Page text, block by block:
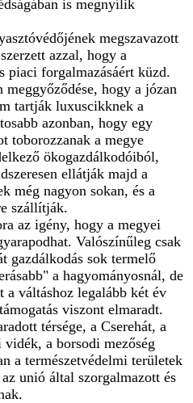
is megnyílik
megszavazott
azzal, hogy a
piaci forgalmazásáért küzd.
meggyőződése, hogy a józan
tartják luxuscikknek a
azonban, hogy egy
toborozzanak a megye
ökogazdálkodóiból,
ellátják majd a
még nagyon sokan, és a
szállítják.
az igény, hogy a megyei
Valószínűleg csak
gazdálkodás sok termelő
a hagyományosnál, de
a váltáshoz legalább két év
viszont elmaradt.
térsége, a Cserehát, a
a borsodi mezőség
a természetvédelmi területek
unió által szorgalmazott és